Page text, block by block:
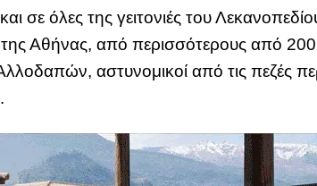
σε όλες της γειτονιές του
Αθήνας, από περισσότερους από 200
αστυνομικοί από τις πεζές